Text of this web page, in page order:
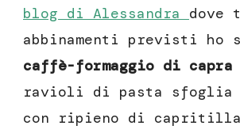
blog di Alessandra dove
abbinamenti previsti ho
caffè-formaggio di capra
ravioli di pasta sfoglia
con ripieno di